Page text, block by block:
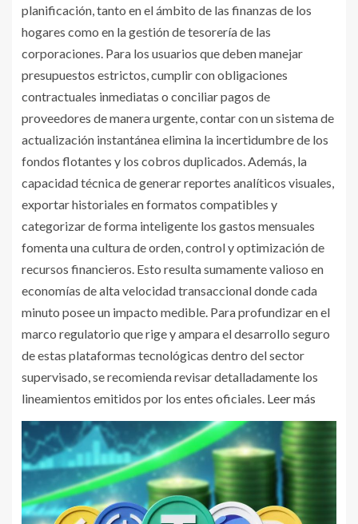
planificación, tanto en el ámbito de las finanzas de los
hogares como en la gestión de tesorería de las
corporaciones. Para los usuarios que deben manejar
presupuestos estrictos, cumplir con obligaciones
contractuales inmediatas o conciliar pagos de
proveedores de manera urgente, contar con un sistema de
actualización instantánea elimina la incertidumbre de los
fondos flotantes y los cobros duplicados. Además, la
capacidad técnica de generar reportes analíticos visuales,
exportar historiales en formatos compatibles y
categorizar de forma inteligente los gastos mensuales
fomenta una cultura de orden, control y optimización de
recursos financieros. Esto resulta sumamente valioso en
economías de alta velocidad transaccional donde cada
minuto posee un impacto medible. Para profundizar en el
marco regulatorio que rige y ampara el desarrollo seguro
de estas plataformas tecnológicas dentro del sector
supervisado, se recomienda revisar detalladamente los
lineamientos emitidos por los entes oficiales. Leer más